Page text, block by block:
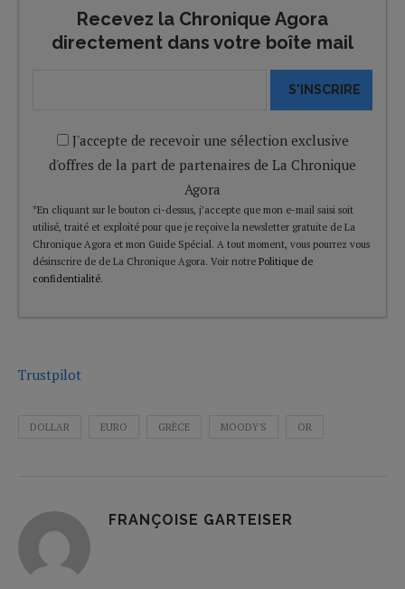
Recevez la Chronique Agora
directement dans votre boîte mail
S'INSCRIRE
J'accepte de recevoir une sélection exclusive
d'offres de la part de partenaires de La Chronique
Agora
*En cliquant sur le bouton ci-dessus, j’accepte que mon e-mail saisi soit
utilisé, traité et exploité pour que je reçoive la newsletter gratuite de La
Chronique Agora et mon Guide Spécial. A tout moment, vous pourrez vous
désinscrire de de La Chronique Agora. Voir notre Politique de
confidentialité.
Trustpilot
DOLLAR EURO GRÈCE MOODY'S OR
FRANÇOISE GARTEISER